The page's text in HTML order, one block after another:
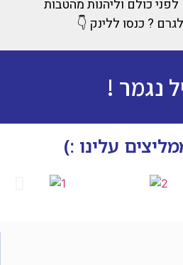
כולם וליהנות מהטבות
? כנסו ללינק 👇
נגמר !
עלינו :)